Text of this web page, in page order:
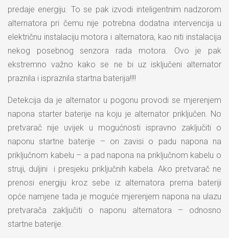
predaje energiju. To se pak izvodi inteligentnim nadzorom
alternatora pri čemu nije potrebna dodatna intervencija u
električnu instalaciju motora i alternatora, kao niti instalacija
nekog posebnog senzora rada motora. Ovo je pak
ekstremno važno kako se ne bi uz isključeni alternator
praznila i ispraznila startna baterija!!!!
Detekcija da je alternator u pogonu provodi se mjerenjem
napona starter baterije na koju je alternator priključen. No
pretvarač nije uvijek u mogućnosti ispravno zaključiti o
naponu startne baterije – on zavisi o padu napona na
priključnom kabelu – a pad napona na priključnom kabelu o
struji, duljini i presjeku priključnih kabela. Ako pretvarač ne
prenosi energiju kroz sebe iz alternatora prema bateriji
opće namjene tada je moguće mjerenjem napona na ulazu
pretvarača zaključiti o naponu alternatora – odnosno
startne baterije.